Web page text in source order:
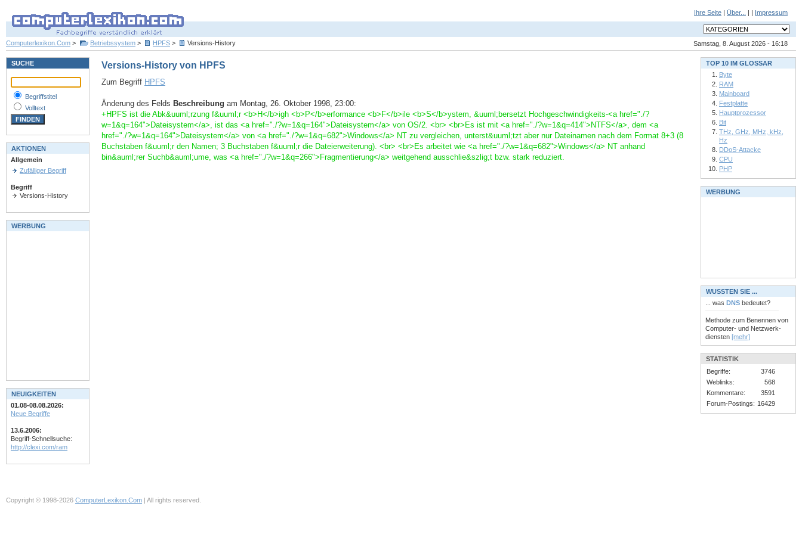
Ihre Seite | Über... | | Impressum
Samstag, 8. August 2026 - 16:18
Computerlexikon.Com > Betriebssystem > HPFS > Versions-History
Versions-History von HPFS
Zum Begriff HPFS
Änderung des Felds Beschreibung am Montag, 26. Oktober 1998, 23:00:
+HPFS ist die Abk&uuml;rzung f&uuml;r <b>H</b>igh <b>P</b>erformance <b>F</b>ile <b>S</b>ystem, &uuml;bersetzt Hochgeschwindigkeits-<a href="./?
w=1&q=164">Dateisystem</a>, ist das <a href="./?w=1&q=164">Dateisystem</a> von OS/2. <br> <br>Es ist mit <a href="./?w=1&q=414">NTFS</a>, dem <a
href="./?w=1&q=164">Dateisystem</a> von <a href="./?w=1&q=682">Windows</a> NT zu vergleichen, unterst&uuml;tzt aber nur Dateinamen nach dem Format 8+3 (8
Buchstaben f&uuml;r den Namen; 3 Buchstaben f&uuml;r die Dateierweiterung). <br> <br>Es arbeitet wie <a href="./?w=1&q=682">Windows</a> NT anhand
bin&auml;rer Suchb&auml;ume, was <a href="./?w=1&q=266">Fragmentierung</a> weitgehend ausschlie&szlig;t bzw. stark reduziert.
SUCHE
Begriffstitel
Volltext
AKTIONEN
Allgemein
Zufälliger Begriff
Begriff
Versions-History
WERBUNG
NEUIGKEITEN
01.08-08.08.2026:
Neue Begriffe
13.6.2006:
Begriff-Schnellsuche:
http://clexi.com/ram
TOP 10 IM GLOSSAR
Byte
RAM
Mainboard
Festplatte
Hauptprozessor
Bit
THz, GHz, MHz, kHz,
Hz
DDoS-Attacke
CPU
PHP
WERBUNG
WUSSTEN SIE ...
... was DNS bedeutet?
Methode zum Benennen von
Computer- und Netzwerk-
diensten [mehr]
STATISTIK
Begriffe:
3746
Weblinks:
568
Kommentare:
3591
Forum-Postings: 16429
Copyright © 1998-2026 ComputerLexikon.Com | All rights reserved.